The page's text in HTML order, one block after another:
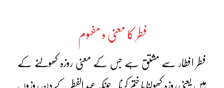
فطر کا معنی و مفہوم
فطر افطار سے مشتق ہے جس کے معنی روزہ کھولنے کے
ہیں یعنی روزہ کھولنا یا ختم کرنا۔ چونکہ عید الفطر کے دن روزوں